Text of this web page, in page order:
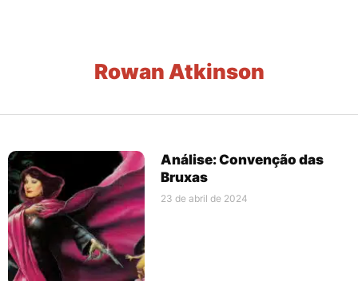
Rowan Atkinson
Análise: Convenção das
Bruxas
23 de abril de 2024